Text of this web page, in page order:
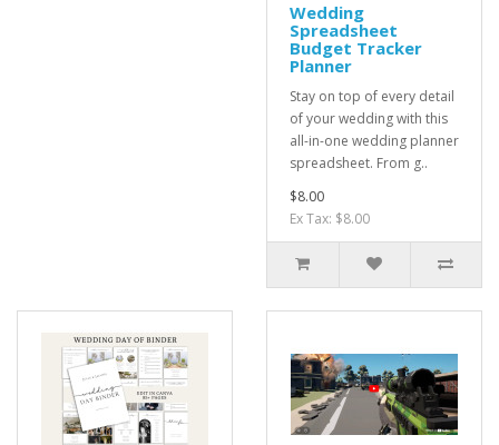
Wedding
Spreadsheet
Budget Tracker
Planner
Stay on top of every detail
of your wedding with this
all-in-one wedding planner
spreadsheet. From g..
$8.00
Ex Tax: $8.00